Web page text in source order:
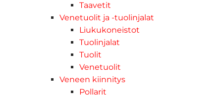
Taavetit
Venetuolit ja -tuolinjalat
Liukukoneistot
Tuolinjalat
Tuolit
Venetuolit
Veneen kiinnitys
Pollarit